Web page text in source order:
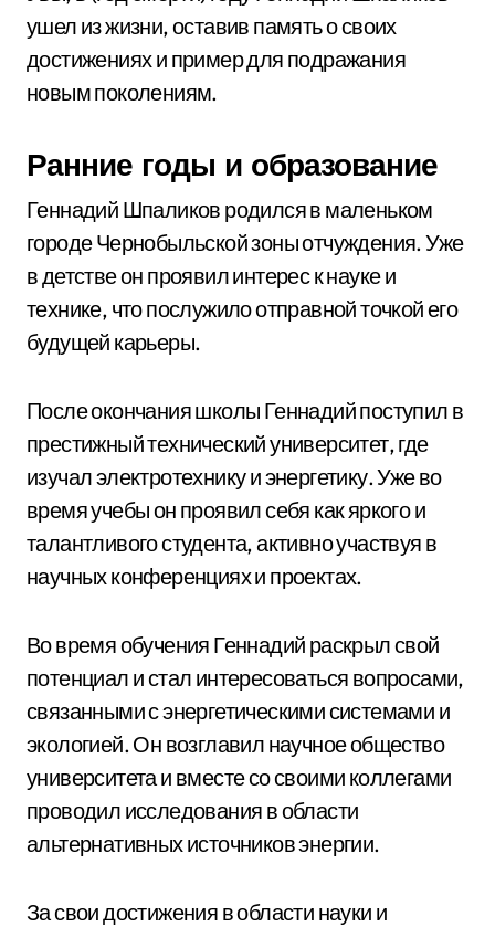
ушел из жизни, оставив память о своих
достижениях и пример для подражания
новым поколениям.
Ранние годы и образование
Геннадий Шпаликов родился в маленьком
городе Чернобыльской зоны отчуждения. Уже
в детстве он проявил интерес к науке и
технике, что послужило отправной точкой его
будущей карьеры.
После окончания школы Геннадий поступил в
престижный технический университет, где
изучал электротехнику и энергетику. Уже во
время учебы он проявил себя как яркого и
талантливого студента, активно участвуя в
научных конференциях и проектах.
Во время обучения Геннадий раскрыл свой
потенциал и стал интересоваться вопросами,
связанными с энергетическими системами и
экологией. Он возглавил научное общество
университета и вместе со своими коллегами
проводил исследования в области
альтернативных источников энергии.
За свои достижения в области науки и